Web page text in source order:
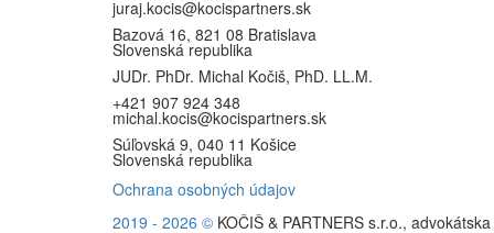
juraj.kocis@kocispartners.sk
Bazová 16, 821 08 Bratislava
Slovenská republika
JUDr. PhDr. Michal Kočiš, PhD. LL.M.
+421 907 924 348
michal.kocis@kocispartners.sk
Súľovská 9, 040 11 Košice
Slovenská republika
Ochrana osobných údajov
2019 - 2026 © KOČIŠ & PARTNERS s.r.o.,